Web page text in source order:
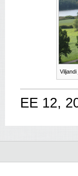
Viljandi
EE 12,